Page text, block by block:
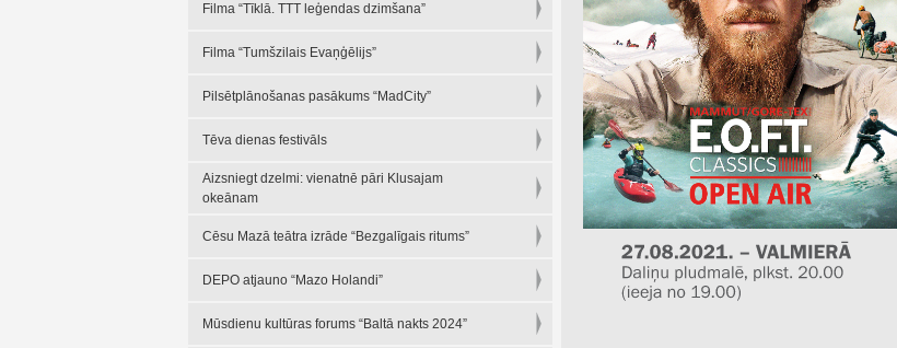
Filma “Tīklā. TTT leģendas dzimšana”
Filma “Tumšzilais Evaņģēlijs”
Pilsētplānošanas pasākums “MadCity”
Tēva dienas festivāls
Aizsniegt dzelmi: vienatnē pāri Klusajam
okeānam
Cēsu Mazā teātra izrāde “Bezgalīgais ritums”
DEPO atjauno “Mazo Holandi”
Mūsdienu kultūras forums “Baltā nakts 2024”